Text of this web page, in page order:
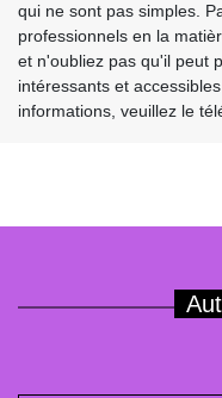
qui ne sont pas simples.
professionnels en la
et n'oubliez pas qu'il peut
intéressants et
informations, veuillez le